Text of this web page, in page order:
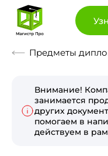
Предметы
Внимание!
занимается
других
помогаем в
действуем в